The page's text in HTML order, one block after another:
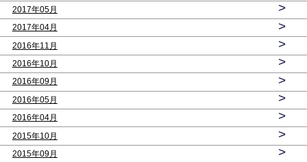
2017年05月 >
2017年04月 >
2016年11月 >
2016年10月 >
2016年09月 >
2016年05月 >
2016年04月 >
2015年10月 >
2015年09月 >